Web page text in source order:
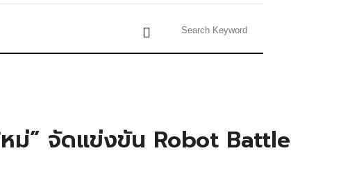
หม่” จัดแข่งขัน Robot Battle